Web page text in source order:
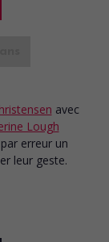
avec
Lough
erreur un
leur geste.